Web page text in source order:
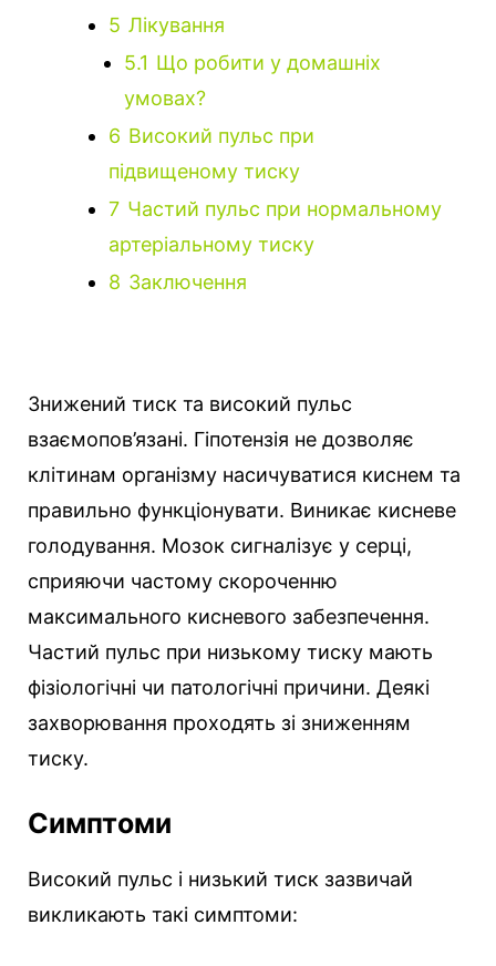
5 Лікування
5.1 Що робити у домашніх
умовах?
6 Високий пульс при
підвищеному тиску
7 Частий пульс при нормальному
артеріальному тиску
8 Заключення
Знижений тиск та високий пульс
взаємопов’язані. Гіпотензія не дозволяє
клітинам організму насичуватися киснем та
правильно функціонувати. Виникає кисневе
голодування. Мозок сигналізує у серці,
сприяючи частому скороченню
максимального кисневого забезпечення.
Частий пульс при низькому тиску мають
фізіологічні чи патологічні причини. Деякі
захворювання проходять зі зниженням
тиску.
Симптоми
Високий пульс і низький тиск зазвичай
викликають такі симптоми: